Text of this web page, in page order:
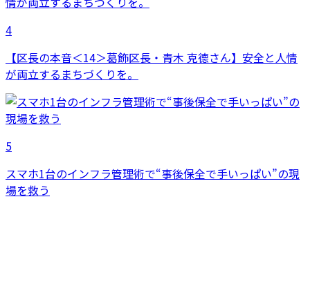
4
【区長の本音＜14＞葛飾区長・青木 克德さん】安全と人情
が両立するまちづくりを。
5
スマホ1台のインフラ管理術で“事後保全で手いっぱい”の現
場を救う